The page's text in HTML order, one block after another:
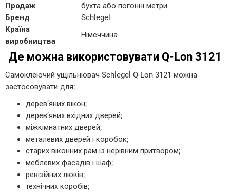
Продаж
бухта або погонні метри
Бренд
Schlegel
Країна
виробництва
Німеччина
Де можна використовувати Q-Lon 3121
Самоклеючий ущільнювач Schlegel Q-Lon 3121 можна
застосовувати для:
дерев’яних вікон;
дерев’яних вхідних дверей;
міжкімнатних дверей;
металевих дверей і коробок;
старих віконних рам із нерівним притвором;
меблевих фасадів і шаф;
ревізійних люків;
технічних коробів;